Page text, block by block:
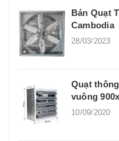
Bán Quạt
Cambodia
28/03/2023
Quạt
vuông
10/09/2020